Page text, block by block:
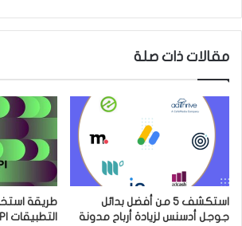
مقالات ذات صلة
استكشف 5 من أفضل بدائل
جوجل أدسنس لزيادة أرباح مدونة
طريقة
التطبيقات API الخاص بـ ChatGPT